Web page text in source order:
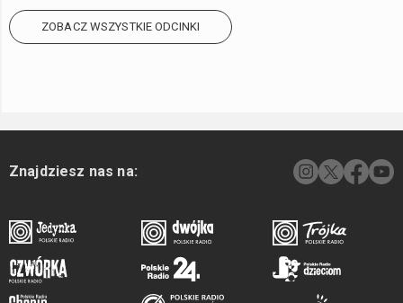
ZOBACZ WSZYSTKIE ODCINKI
Znajdziesz nas na: